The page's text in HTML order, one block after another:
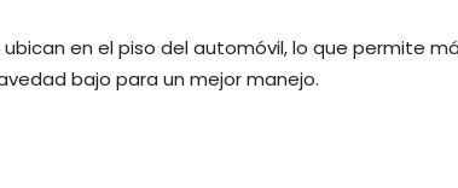
en el piso del automóvil, lo que permite
bajo para un mejor manejo.